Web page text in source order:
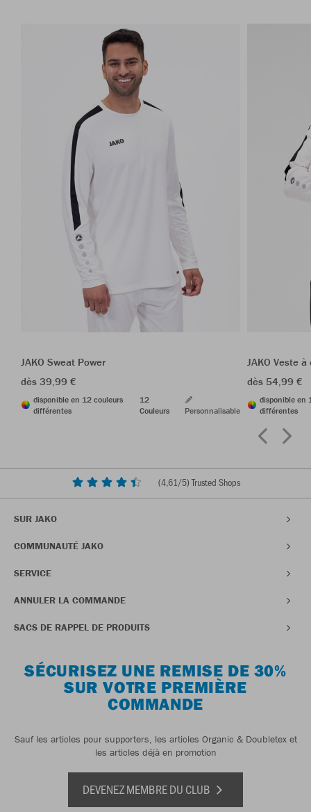
JAKO Sweat Power
dès 39,99 €
disponible en 12 couleurs
différentes
12
Couleurs
Personnalisable
JAKO Veste
dès 54,99 €
disponible en
différentes
(4,61/5) Trusted Shops
SUR JAKO
COMMUNAUTÉ JAKO
SERVICE
ANNULER LA COMMANDE
SACS DE RAPPEL DE PRODUITS
SÉCURISEZ UNE REMISE DE 30%
SUR VOTRE PREMIÈRE
COMMANDE
Sauf les articles pour supporters, les articles Organic & Doubletex et
les articles déjà en promotion
DEVENEZ MEMBRE DU CLUB